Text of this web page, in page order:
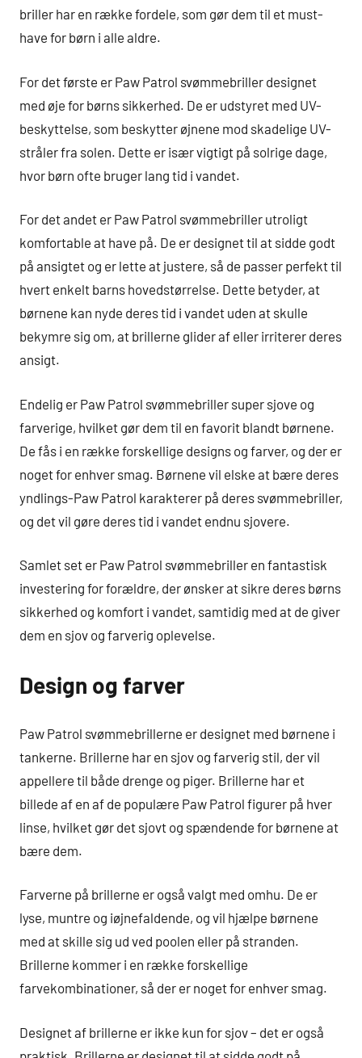
briller har en række fordele, som gør dem til et must-
have for børn i alle aldre.
For det første er Paw Patrol svømmebriller designet
med øje for børns sikkerhed. De er udstyret med UV-
beskyttelse, som beskytter øjnene mod skadelige UV-
stråler fra solen. Dette er især vigtigt på solrige dage,
hvor børn ofte bruger lang tid i vandet.
For det andet er Paw Patrol svømmebriller utroligt
komfortable at have på. De er designet til at sidde godt
på ansigtet og er lette at justere, så de passer perfekt til
hvert enkelt barns hovedstørrelse. Dette betyder, at
børnene kan nyde deres tid i vandet uden at skulle
bekymre sig om, at brillerne glider af eller irriterer deres
ansigt.
Endelig er Paw Patrol svømmebriller super sjove og
farverige, hvilket gør dem til en favorit blandt børnene.
De fås i en række forskellige designs og farver, og der er
noget for enhver smag. Børnene vil elske at bære deres
yndlings-Paw Patrol karakterer på deres svømmebriller,
og det vil gøre deres tid i vandet endnu sjovere.
Samlet set er Paw Patrol svømmebriller en fantastisk
investering for forældre, der ønsker at sikre deres børns
sikkerhed og komfort i vandet, samtidig med at de giver
dem en sjov og farverig oplevelse.
Design og farver
Paw Patrol svømmebrillerne er designet med børnene i
tankerne. Brillerne har en sjov og farverig stil, der vil
appellere til både drenge og piger. Brillerne har et
billede af en af de populære Paw Patrol figurer på hver
linse, hvilket gør det sjovt og spændende for børnene at
bære dem.
Farverne på brillerne er også valgt med omhu. De er
lyse, muntre og iøjnefaldende, og vil hjælpe børnene
med at skille sig ud ved poolen eller på stranden.
Brillerne kommer i en række forskellige
farvekombinationer, så der er noget for enhver smag.
Designet af brillerne er ikke kun for sjov – det er også